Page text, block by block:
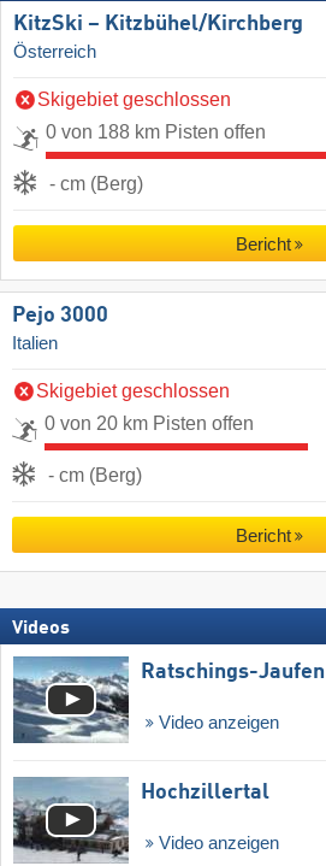
KitzSki – Kitzbühel/​Kirchberg
Österreich
Skigebiet geschlossen
0 von 188 km Pisten offen
- cm (Berg)
Bericht
Pejo 3000
Italien
Skigebiet geschlossen
0 von 20 km Pisten offen
- cm (Berg)
Bericht
Videos
Ratschings-Jaufen
Video anzeigen
Hochzillertal
Video anzeigen